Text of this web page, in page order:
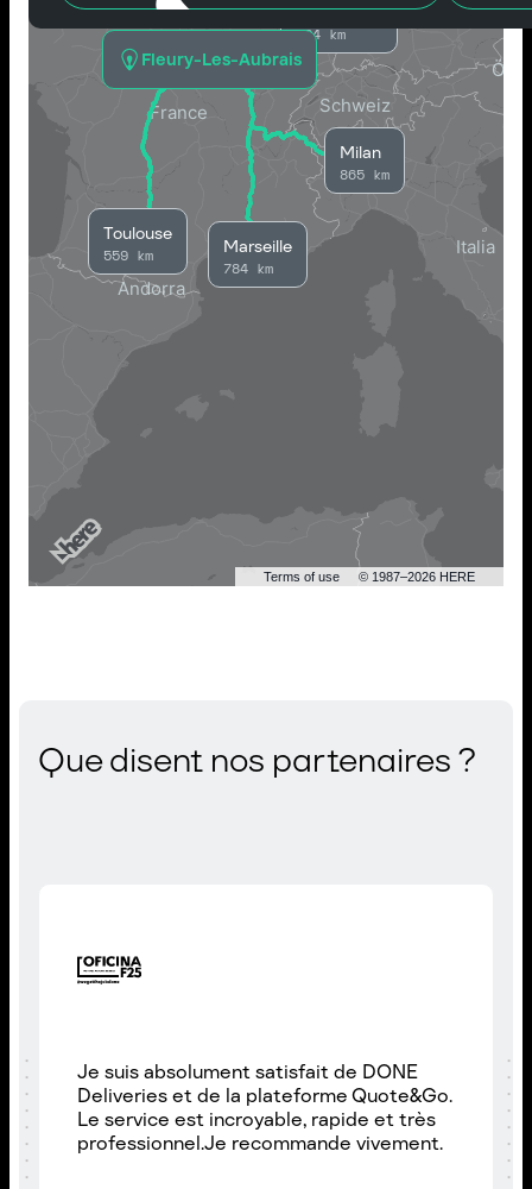
Fleury-Les-Aubrais
Strasbourg
584 km
Toulouse
559 km
Milan
865 km
Marseille
784 km
Terms of use © 1987–2026 HERE
Que disent nos partenaires ?
Je suis absolument satisfait de DONE
Deliveries et de la plateforme Quote&Go.
Le service est incroyable, rapide et très
professionnel.Je recommande vivement.